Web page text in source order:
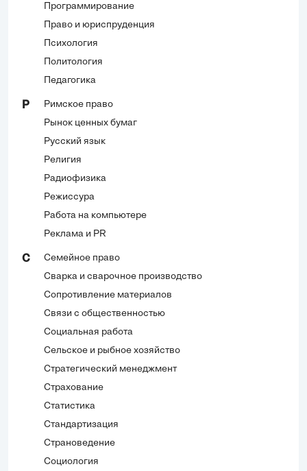
Программирование
Право и юриспруденция
Психология
Политология
Педагогика
Р
Римское право
Рынок ценных бумаг
Русский язык
Религия
Радиофизика
Режиссура
Работа на компьютере
Реклама и PR
С
Семейное право
Сварка и сварочное производство
Сопротивление материалов
Связи с общественностью
Социальная работа
Сельское и рыбное хозяйство
Стратегический менеджмент
Страхование
Статистика
Стандартизация
Страноведение
Социология